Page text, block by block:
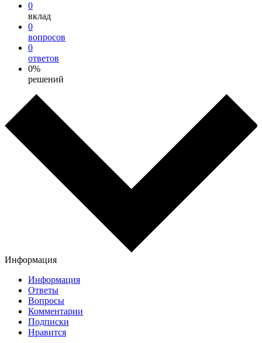
0
вклад
0
вопросов
0
ответов
0%
решений
Информация
Информация
Ответы
Вопросы
Комментарии
Подписки
Нравится